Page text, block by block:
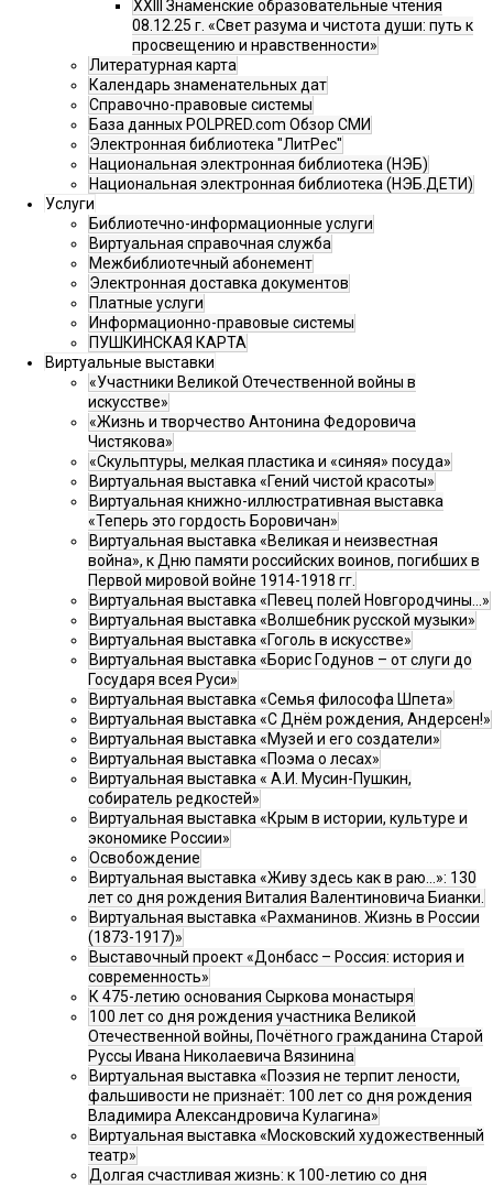
XXIII Знаменские образовательные чтения
08.12.25 г. «Свет разума и чистота души: путь к
просвещению и нравственности»
Литературная карта
Календарь знаменательных дат
Справочно-правовые системы
База данных POLPRED.com Обзор СМИ
Электронная библиотека "ЛитРес"
Национальная электронная библиотека (НЭБ)
Национальная электронная библиотека (НЭБ.ДЕТИ)
Услуги
Библиотечно-информационные услуги
Виртуальная справочная служба
Межбиблиотечный абонемент
Электронная доставка документов
Платные услуги
Информационно-правовые системы
ПУШКИНСКАЯ КАРТА
Виртуальные выставки
«Участники Великой Отечественной войны в
искусстве»
«Жизнь и творчество Антонина Федоровича
Чистякова»
«Скульптуры, мелкая пластика и «синяя» посуда»
Виртуальная выставка «Гений чистой красоты»
Виртуальная книжно-иллюстративная выставка
«Теперь это гордость Боровичан»
Виртуальная выставка «Великая и неизвестная
война», к Дню памяти российских воинов, погибших в
Первой мировой войне 1914-1918 гг.
Виртуальная выставка «Певец полей Новгородчины…»
Виртуальная выставка «Волшебник русской музыки»
Виртуальная выставка «Гоголь в искусстве»
Виртуальная выставка «Борис Годунов – от слуги до
Государя всея Руси»
Виртуальная выставка «Семья философа Шпета»
Виртуальная выставка «С Днём рождения, Андерсен!»
Виртуальная выставка «Музей и его создатели»
Виртуальная выставка «Поэма о лесах»
Виртуальная выставка « А.И. Мусин-Пушкин,
собиратель редкостей»
Виртуальная выставка «Крым в истории, культуре и
экономике России»
Освобождение
Виртуальная выставка «Живу здесь как в раю…»: 130
лет со дня рождения Виталия Валентиновича Бианки.
Виртуальная выставка «Рахманинов. Жизнь в России
(1873-1917)»
Выставочный проект «Донбасс – Россия: история и
современность»
К 475-летию основания Сыркова монастыря
100 лет со дня рождения участника Великой
Отечественной войны, Почётного гражданина Старой
Руссы Ивана Николаевича Вязинина
Виртуальная выставка «Поэзия не терпит лености,
фальшивости не признаёт: 100 лет со дня рождения
Владимира Александровича Кулагина»
Виртуальная выставка «Московский художественный
театр»
Долгая счастливая жизнь: к 100-летию со дня